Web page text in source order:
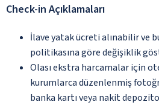
Check-in Açıklamaları
İlave yatak ücreti alınabilir ve
politikasına göre değişiklik
Olası ekstra harcamalar için
kurumlarca düzenlenmiş
banka kartı veya nakit